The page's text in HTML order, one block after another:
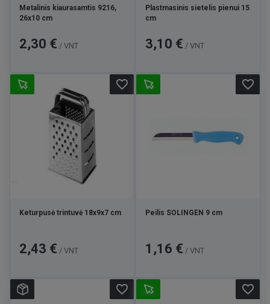
Metalinis kiaurasamtis 9216,
26x10 cm
Kaina
2,30 € / VNT
Plastmasinis sietelis pienui 15
cm
Kaina
3,10 € / VNT
Keturpusė trintuvė 18x9x7 cm
Kaina
2,43 € / VNT
favorite_border
Peilis SOLINGEN 9 cm
Kaina
1,16 € / VNT
favorite_border
favorite_border favorite_border